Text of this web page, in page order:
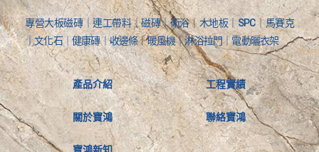
專營大板磁磚｜連工帶料｜磁磚｜衛浴｜木地板｜SPC｜馬賽克
｜文化石｜健康磚｜收邊條｜暖風機｜淋浴拉門｜電動曬衣架
產品介紹
關於寶鴻
寶鴻新知
工程實績
聯絡寶鴻